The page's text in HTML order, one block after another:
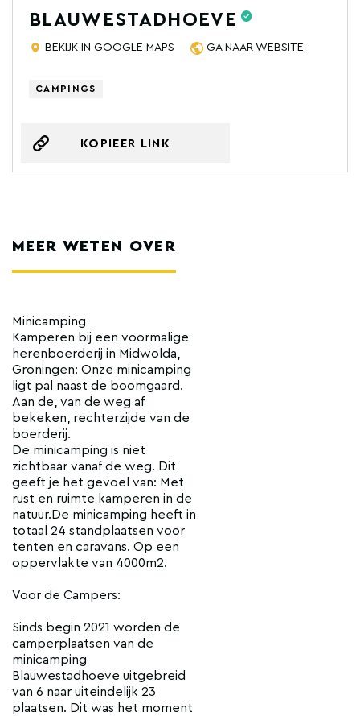
BLAUWESTADHOEVE
BEKIJK IN GOOGLE MAPS GA NAAR WEBSITE
CAMPINGS
KOPIEER LINK
MEER WETEN OVER
Minicamping
Kamperen bij een voormalige
herenboerderij in Midwolda,
Groningen: Onze minicamping
ligt pal naast de boomgaard.
Aan de, van de weg af
bekeken, rechterzijde van de
boerderij.
De minicamping is niet
zichtbaar vanaf de weg. Dit
geeft je het gevoel van: Met
rust en ruimte kamperen in de
natuur.De minicamping heeft in
totaal 24 standplaatsen voor
tenten en caravans. Op een
oppervlakte van 4000m2.
Voor de Campers:
Sinds begin 2021 worden de
camperplaatsen van de
minicamping
Blauwestadhoeve uitgebreid
van 6 naar uiteindelijk 23
plaatsen. Dit was het moment